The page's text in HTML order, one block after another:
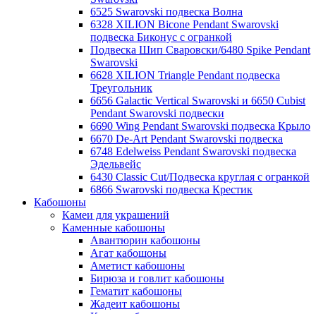
6525 Swarovski подвеска Волна
6328 XILION Bicone Pendant Swarovski
подвеска Биконус c огранкой
Подвеска Шип Сваровски/6480 Spike Pendant
Swarovski
6628 XILION Triangle Pendant подвеска
Треугольник
6656 Galactic Vertical Swarovski и 6650 Cubist
Pendant Swarovski подвески
6690 Wing Pendant Swarovski подвеска Крыло
6670 De-Art Pendant Swarovski подвеска
6748 Edelweiss Pendant Swarovski подвеска
Эдельвейс
6430 Classic Cut/Подвеска круглая с огранкой
6866 Swarovski подвеска Крестик
Кабошоны
Камеи для украшений
Каменные кабошоны
Авантюрин кабошоны
Агат кабошоны
Аметист кабошоны
Бирюза и говлит кабошоны
Гематит кабошоны
Жадеит кабошоны